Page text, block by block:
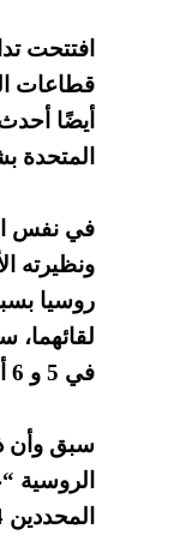
قطاعات
أيضًا
المتحدة
في نفس
ونظيرته
روسيا
لقائهما،
في 5 و 6 أبريل، ووزراء خارجية الاتحاد الأوروبي المقرر عقدها في 11 أبريل.
الروسية
المحددين 14 يومًا لمغادرة الدنمارك.